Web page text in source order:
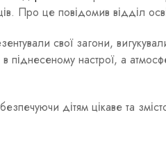
Про це повідомив відділ
свої загони,
піднесеному настрої, а
дітям цікаве та